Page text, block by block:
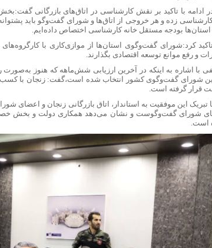
ادامه با تاکید بر نقش کارشناسی در اتاق‌های بازرگانی
زده و هر خروجی از اتاق‌ها و شورای گفت‌وگو باید
بودجه مستقل خانه کارشناسی اختصاص داده‌ایم.
کرد:شورای گفت‌وگوی استان‌ها از موازی‌کاری با کارگروه‌های
و رفع موانع توسعه اقتصادی بگذارند.
با اشاره به اینکه در آخرین ارزیابی شش‌ماهه که هنوز
شورای گفت‌وگوی کشور انتخاب شده است،گفت: زنجان با کسب
قرار گرفته است.
تبریک این موفقیت به استاندار، اتاق بازرگانی زنجان و اعضای
شورای گفت‌وگوست و نشان می‌دهد همکاری دولت و بخش
است.